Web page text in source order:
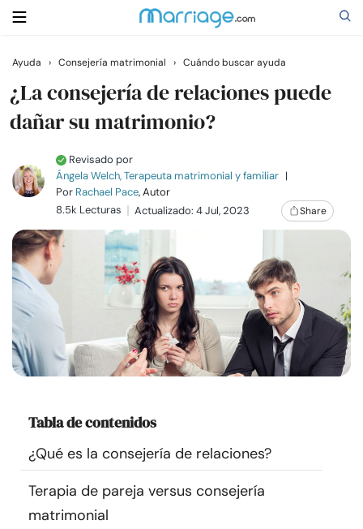
Buscar
Relaciones
Familia
Ayuda
Cursos
Recursos
Comunidad
Encuentra un terapeuta
Idioma
Ayuda › Consejería matrimonial › Cuándo buscar ayuda
¿La consejería de relaciones puede
dañar su matrimonio?
Revisado por
Ángela Welch, Terapeuta matrimonial y familiar |
Por Rachael Pace, Autor
8.5k Lecturas
Actualizado: 4 Jul, 2023 Share
Tabla de contenidos
¿Qué es la consejería de relaciones?
Terapia de pareja versus consejería
matrimonial